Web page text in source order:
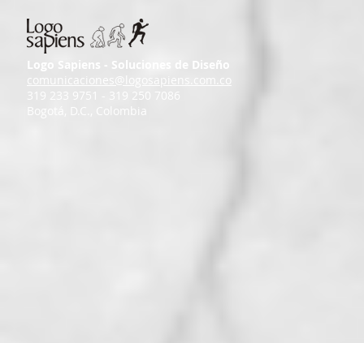
Logo Sapiens - Soluciones de Diseño
comunicaciones@logosapiens.com.co
319 233 9751 - 319 250 7086
Bogotá, D.C., Colombia